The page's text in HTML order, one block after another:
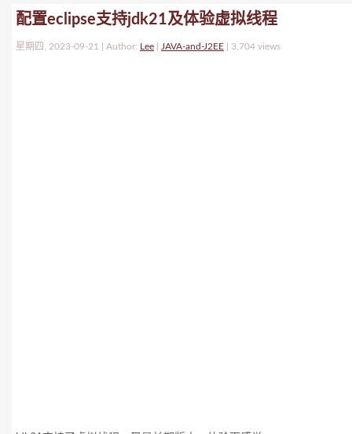
配置eclipse支持jdk21及体验虚拟线程
星期四, 2023-09-21 | Author: Lee JAVA-and-J2EE 3,704 views